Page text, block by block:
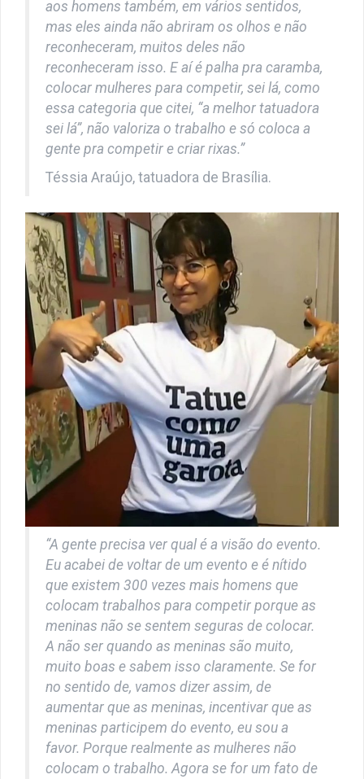
aos homens também, em vários sentidos,
mas eles ainda não abriram os olhos e não
reconheceram, muitos deles não
reconheceram isso. E aí é palha pra caramba,
colocar mulheres para competir, sei lá, como
essa categoria que citei, “a melhor tatuadora
sei lá”, não valoriza o trabalho e só coloca a
gente pra competir e criar rixas.”
Téssia Araújo, tatuadora de Brasília.
“A gente precisa ver qual é a visão do evento.
Eu acabei de voltar de um evento e é nítido
que existem 300 vezes mais homens que
colocam trabalhos para competir porque as
meninas não se sentem seguras de colocar.
A não ser quando as meninas são muito,
muito boas e sabem isso claramente. Se for
no sentido de, vamos dizer assim, de
aumentar que as meninas, incentivar que as
meninas participem do evento, eu sou a
favor. Porque realmente as mulheres não
colocam o trabalho. Agora se for um fato de